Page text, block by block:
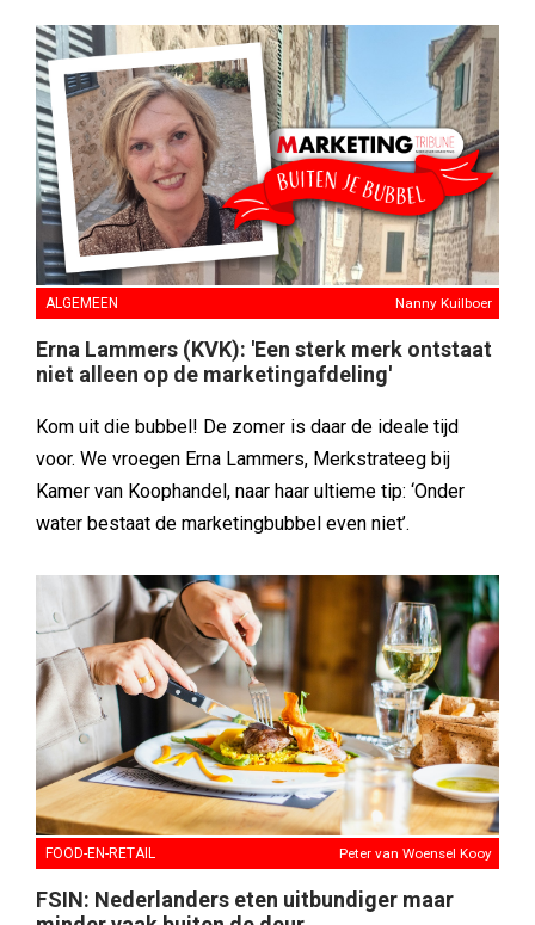
ALGEMEEN Nanny Kuilboer
Erna Lammers (KVK): 'Een sterk merk ontstaat
niet alleen op de marketingafdeling'
Kom uit die bubbel! De zomer is daar de ideale tijd
voor. We vroegen Erna Lammers, Merkstrateeg bij
Kamer van Koophandel, naar haar ultieme tip: ‘Onder
water bestaat de marketingbubbel even niet’.
FOOD-EN-RETAIL Peter van Woensel Kooy
FSIN: Nederlanders eten uitbundiger maar